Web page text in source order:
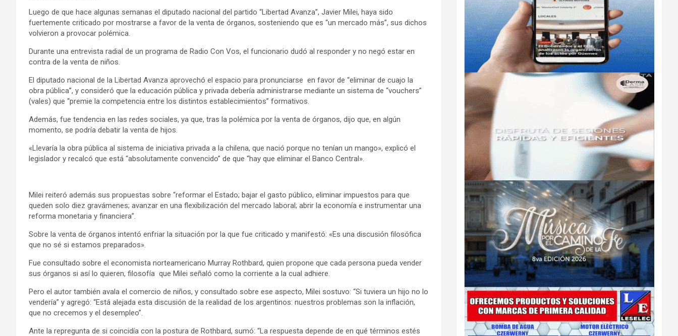
Luego de que hace algunas semanas el diputado nacional del partido “Libertad Avanza”, Javier Milei, haya sido
fuertemente criticado por mostrarse a favor de la venta de órganos, sosteniendo que es “un mercado más”, sus dichos
volvieron a provocar polémica.
Durante una entrevista radial de un programa de Radio Con Vos, el funcionario dudó al responder y no negó estar en
contra de la venta de niños.
El diputado nacional de la Libertad Avanza aprovechó el espacio para pronunciarse en favor de “eliminar de cuajo la
obra pública”, y consideró que la educación pública y privada debería administrarse mediante un sistema de “vouchers”
(vales) que “premie la competencia entre los distintos establecimientos” formativos.
Además, fue tendencia en las redes sociales, ya que, tras la polémica por la venta de órganos, dijo que, en algún
momento, se podría debatir la venta de hijos.
«Llevaría la obra pública al sistema de iniciativa privada a la chilena, que nació porque no tenían un mango», explicó el
legislador y recalcó que está “absolutamente convencido” de que “hay que eliminar el Banco Central».
Milei reiteró además sus propuestas sobre “reformar el Estado; bajar el gasto público, eliminar impuestos para que
queden solo diez gravámenes; avanzar en una flexibilización del mercado laboral; abrir la economía e instrumentar una
reforma monetaria y financiera”.
Sobre la venta de órganos intentó enfriar la situación por la que fue criticado y manifestó: «Es una discusión filosófica
que no sé si estamos preparados».
Fue consultado sobre el economista norteamericano Murray Rothbard, quien propone que cada persona pueda vender
sus órganos si así lo quieren, filosofía que Milei señaló como la corriente a la cual adhiere.
Pero el autor también avala el comercio de niños, y consultado sobre ese aspecto, Milei sostuvo: “Si tuviera un hijo no lo
vendería” y agregó: “Está alejada esta discusión de la realidad de los argentinos: nuestros problemas son la inflación,
que no crecemos y el desempleo”.
Ante la repregunta de si coincidía con la postura de Rothbard, sumó: “La respuesta depende de en qué términos estés